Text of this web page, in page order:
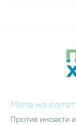
Мапа на сајтот
Против инсекти и